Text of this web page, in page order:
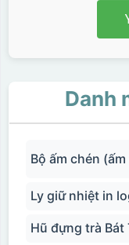
Danh
Bộ ấm chén
Ly giữ nhiệt in
Hũ đựng trà Bát